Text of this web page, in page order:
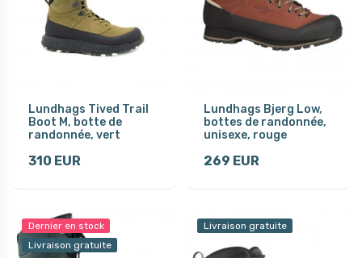
Lundhags Tived Trail
Boot M, botte de
randonnée, vert
310 EUR
Lundhags Bjerg Low,
bottes de randonnée,
unisexe, rouge
269 EUR
Dernier en stock
Livraison gratuite
Livraison gratuite